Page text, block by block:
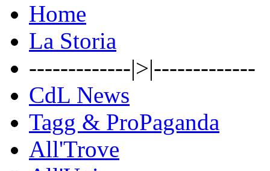
Home
La Storia
-------------|>|-------------
CdL News
Tagg & ProPaganda
All'Trove